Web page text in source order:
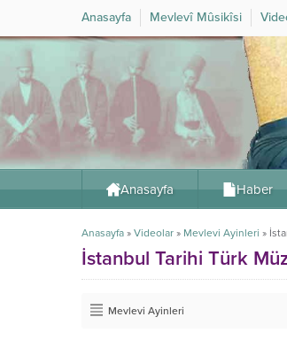
Anasayfa Mevlevî Mûsikîsi
Anasayfa Haber
Anasayfa » Videolar » Mevlevi Ayinleri »
İstanbul Tarihi Türk
Mevlevi Ayinleri